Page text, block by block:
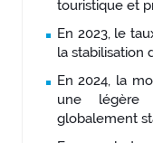
touristique et
En 2023, le
la stabilisation
En 2024, la
une légère
globalement